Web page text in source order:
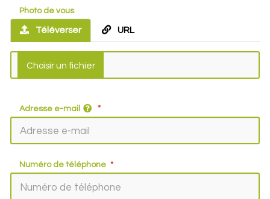
Photo de vous
Téléverser URL
Adresse e-mail
Numéro de téléphone